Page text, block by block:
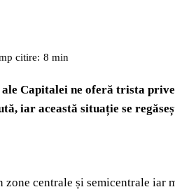
citire: 8 min
Capitalei ne oferă trista
iar această situație se
centrale și semicentrale iar